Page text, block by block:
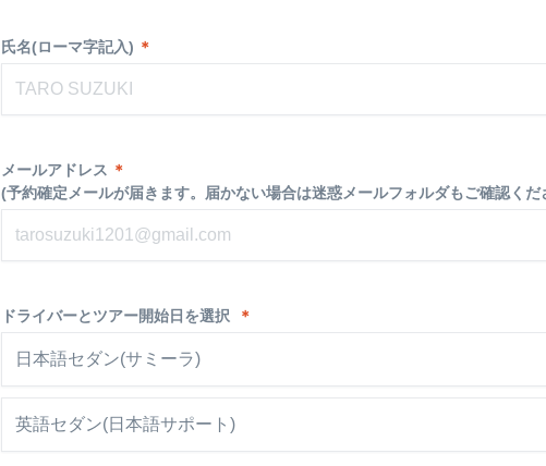
氏名(ローマ字記入) ＊
メールアドレス ＊
(予約確定メールが届きます。届かない場合は迷惑メールフォルダもご確認くだ
ドライバーとツアー開始日を選択 ＊
日本語セダン(サミーラ)
英語セダン(日本語サポート)